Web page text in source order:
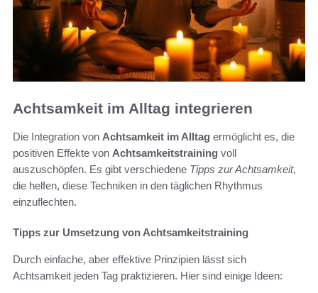
Achtsamkeit im Alltag integrieren
Die Integration von Achtsamkeit im Alltag ermöglicht es, die
positiven Effekte von Achtsamkeitstraining voll
auszuschöpfen. Es gibt verschiedene Tipps zur Achtsamkeit,
die helfen, diese Techniken in den täglichen Rhythmus
einzuflechten.
Tipps zur Umsetzung von Achtsamkeitstraining
Durch einfache, aber effektive Prinzipien lässt sich
Achtsamkeit jeden Tag praktizieren. Hier sind einige Ideen: